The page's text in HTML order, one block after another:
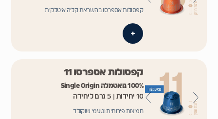
קפסולות אספרסו בהשראת קליה איטלקית
+
קפסולות אספרסו 11
100% גואטמלה Single Origin
10 יחידות | 5 גרם ליחידה
חמיצות פירותית וטעמי שוקולד